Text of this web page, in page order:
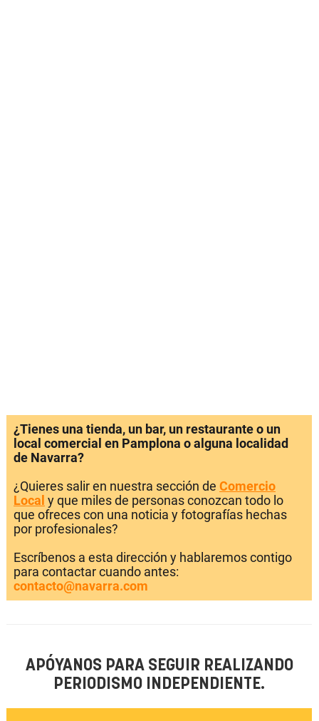
¿Tienes una tienda, un bar, un restaurante o un
local comercial en Pamplona o alguna localidad
de Navarra?
¿Quieres salir en nuestra sección de Comercio
Local y que miles de personas conozcan todo lo
que ofreces con una noticia y fotografías hechas
por profesionales?
Escríbenos a esta dirección y hablaremos contigo
para contactar cuando antes:
contacto@navarra.com
APÓYANOS PARA SEGUIR REALIZANDO
PERIODISMO INDEPENDIENTE.